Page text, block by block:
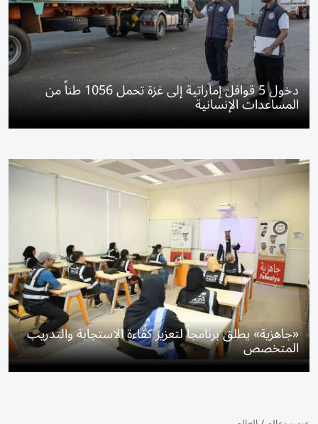
دخول 5 قوافل إماراتية إلى غزة تحمل 1056 طناً من
المساعدات الإنسانية
«جاهزية» يطلق برنامجاً لتعزيز كفاءة الاستجابة والتدريب
المتخصص